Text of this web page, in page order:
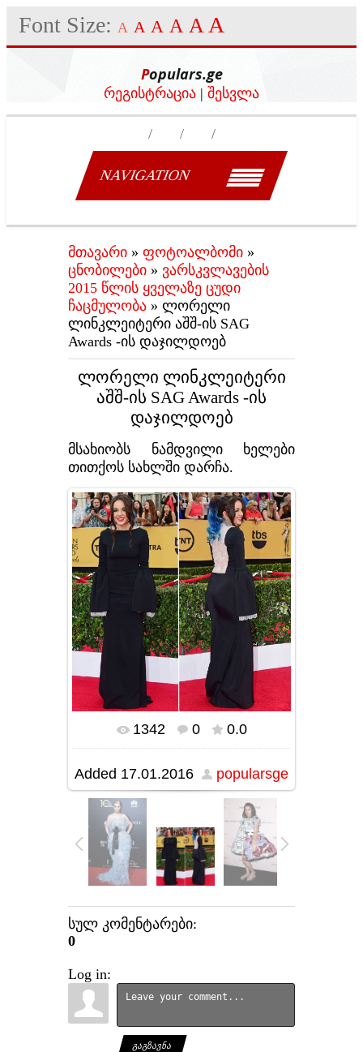
Font Size: A A A A A A
Populars.ge
რეგისტრაცია | შესვლა
NAVIGATION
მთავარი » ფოტოალბომი »
ცნობილები » ვარსკვლავების
2015 წლის ყველაზე ცუდი
ჩაცმულობა » ლორელი
ლინკლეიტერი აშშ-ის SAG
Awards -ის დაჯილდოებ
ლორელი ლინკლეიტერი
აშშ-ის SAG Awards -ის
დაჯილდოებ
მსახიობს ნამდვილი ხელები
თითქოს სახლში დარჩა.
In real size 1100x1100 / 458.3Kb
1342 0 0.0
Added 17.01.2016 popularsge
სულ კომენტარები:
0
Log in:
ᲒᲐᲒᲖᲐᲕᲜᲐ